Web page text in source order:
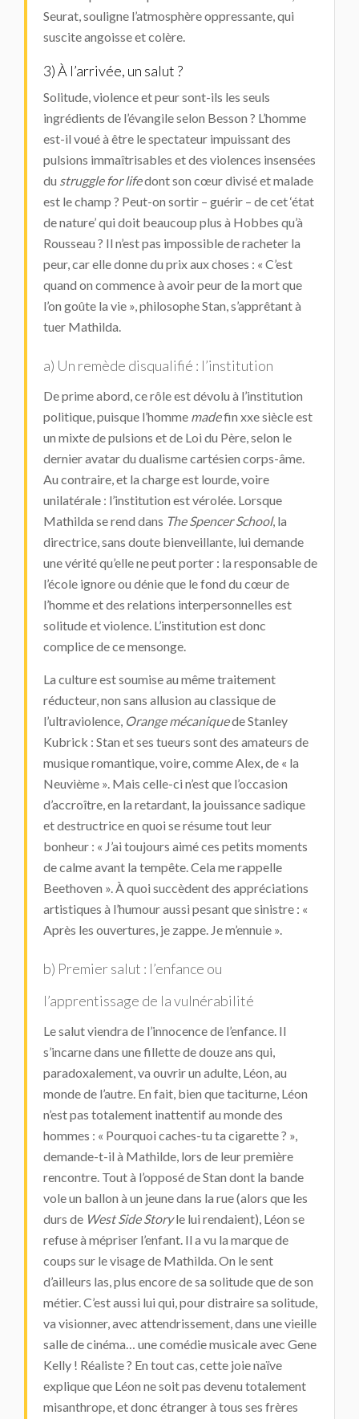
Seurat, souligne l’atmosphère oppressante, qui
suscite angoisse et colère.
3) À l’arrivée, un salut ?
Solitude, violence et peur sont-ils les seuls
ingrédients de l’évangile selon Besson ? L’homme
est-il voué à être le spectateur impuissant des
pulsions immaîtrisables et des violences insensées
du struggle for lifedont son cœur divisé et malade
est le champ ? Peut-on sortir – guérir – de cet ‘état
de nature’ qui doit beaucoup plus à Hobbes qu’à
Rousseau ? Il n’est pas impossible de racheter la
peur, car elle donne du prix aux choses : « C’est
quand on commence à avoir peur de la mort que
l’on goûte la vie », philosophe Stan, s’apprêtant à
tuer Mathilda.
a) Un remède disqualifié : l’institution
De prime abord, ce rôle est dévolu à l’institution
politique, puisque l’homme madefin xxe siècle est
un mixte de pulsions et de Loi du Père, selon le
dernier avatar du dualisme cartésien corps-âme.
Au contraire, et la charge est lourde, voire
unilatérale : l’institution est vérolée. Lorsque
Mathilda se rend dans The Spencer School, la
directrice, sans doute bienveillante, lui demande
une vérité qu’elle ne peut porter : la responsable de
l’école ignore ou dénie que le fond du cœur de
l’homme et des relations interpersonnelles est
solitude et violence. L’institution est donc
complice de ce mensonge.
La culture est soumise au même traitement
réducteur, non sans allusion au classique de
l’ultraviolence, Orange mécaniquede Stanley
Kubrick : Stan et ses tueurs sont des amateurs de
musique romantique, voire, comme Alex, de « la
Neuvième ». Mais celle-ci n’est que l’occasion
d’accroître, en la retardant, la jouissance sadique
et destructrice en quoi se résume tout leur
bonheur : « J’ai toujours aimé ces petits moments
de calme avant la tempête. Cela me rappelle
Beethoven ». À quoi succèdent des appréciations
artistiques à l’humour aussi pesant que sinistre : «
Après les ouvertures, je zappe. Je m’ennuie ».
b) Premier salut : l’enfance ou
l’apprentissage de la vulnérabilité
Le salut viendra de l’innocence de l’enfance. Il
s’incarne dans une fillette de douze ans qui,
paradoxalement, va ouvrir un adulte, Léon, au
monde de l’autre. En fait, bien que taciturne, Léon
n’est pas totalement inattentif au monde des
hommes : « Pourquoi caches-tu ta cigarette ? »,
demande-t-il à Mathilde, lors de leur première
rencontre. Tout à l’opposé de Stan dont la bande
vole un ballon à un jeune dans la rue (alors que les
durs de West Side Storyle lui rendaient), Léon se
refuse à mépriser l’enfant. Il a vu la marque de
coups sur le visage de Mathilda. On le sent
d’ailleurs las, plus encore de sa solitude que de son
métier. C’est aussi lui qui, pour distraire sa solitude,
va visionner, avec attendrissement, dans une vieille
salle de cinéma… une comédie musicale avec Gene
Kelly ! Réaliste ? En tout cas, cette joie naïve
explique que Léon ne soit pas devenu totalement
misanthrope, et donc étranger à tous ses frères